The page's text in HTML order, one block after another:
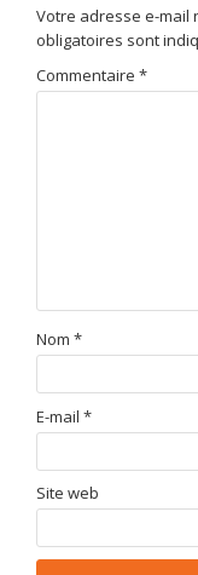
Votre adresse e-mail
obligatoires sont
Commentaire *
Nom *
E-mail *
Site web